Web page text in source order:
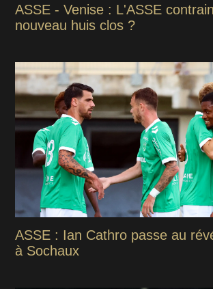
ASSE - Venise : L'ASSE
nouveau huis clos ?
ASSE : Ian Cathro passe au
à Sochaux